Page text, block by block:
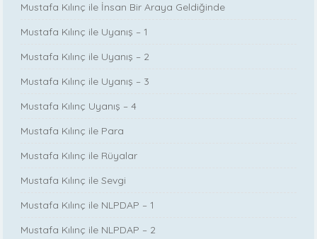
Mustafa Kılınç ile İnsan Bir Araya Geldiğinde
Mustafa Kılınç ile Uyanış – 1
Mustafa Kılınç ile Uyanış – 2
Mustafa Kılınç ile Uyanış – 3
Mustafa Kılınç Uyanış – 4
Mustafa Kılınç ile Para
Mustafa Kılınç ile Rüyalar
Mustafa Kılınç ile Sevgi
Mustafa Kılınç ile NLPDAP – 1
Mustafa Kılınç ile NLPDAP – 2